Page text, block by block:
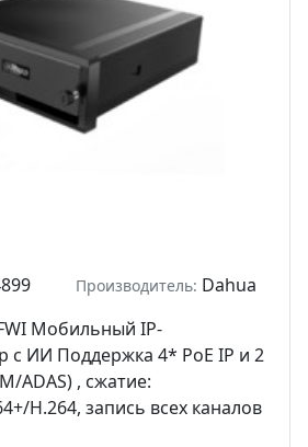
Производитель: Dahua
Мобильный IP-
с ИИ Поддержка 4* PoE IP и 2
ADAS) , сжатие:
H.264, запись всех каналов